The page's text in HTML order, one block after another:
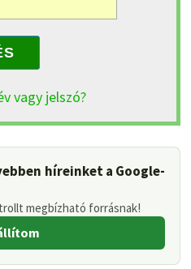
vagy jelszó?
híreinket a Google-
megbízható forrásnak!